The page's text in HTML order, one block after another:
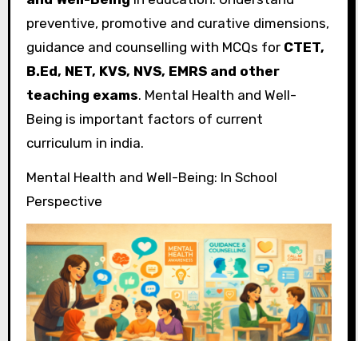
preventive, promotive and curative dimensions,
guidance and counselling with MCQs for CTET,
B.Ed, NET, KVS, NVS, EMRS and other
teaching exams. Mental Health and Well-
Being is important factors of current
curriculum in india.
Mental Health and Well-Being: In School
Perspective